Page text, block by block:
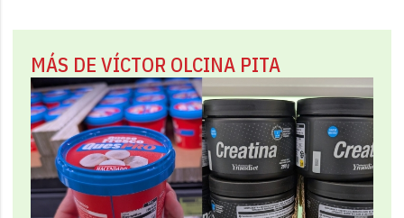
MÁS DE VÍCTOR OLCINA PITA